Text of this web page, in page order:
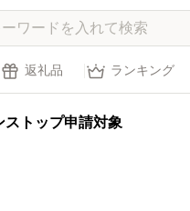
返礼品 ランキング
ストップ申請対象